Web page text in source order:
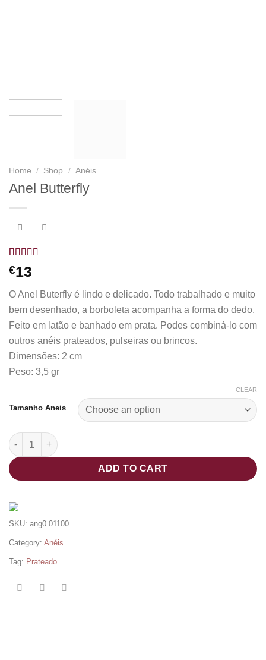
Home / Shop / Anéis
Anel Butterfly
Rated
out of 5
2
customer
ratings
€13
O Anel Buterfly é lindo e delicado. Todo trabalhado e muito
bem desenhado, a borboleta acompanha a forma do dedo.
Feito em latão e banhado em prata. Podes combiná-lo com
outros anéis prateados, pulseiras ou brincos.
Dimensões: 2 cm
Peso: 3,5 gr
Tamanho Aneis
CLEAR
Anel Butterfly quantity
ADD TO CART
SKU: ang0.01100
Category: Anéis
Tag: Prateado